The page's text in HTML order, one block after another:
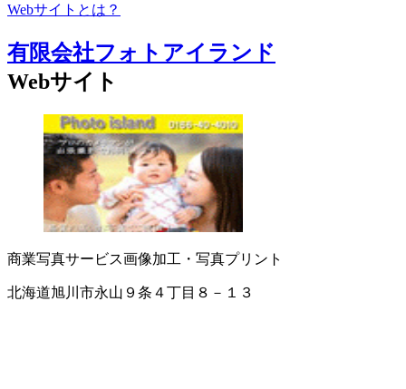
Webサイトとは？
有限会社フォトアイランド
Webサイト
商業写真サービス画像加工・写真プリント
北海道旭川市永山９条４丁目８－１３